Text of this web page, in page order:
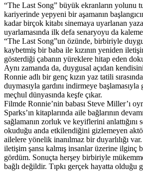
“The Last Song” büyük ekranların yolunu
kariyerinde yepyeni bir aşamanın
kadar birçok kitabı sinemaya uyarlanan
uyarlamasında ilk defa senaryoyu da kaleme
“The Last Song”un özünde, birbiriyle
kaybetmiş bir baba ile kızının yeniden
gösterdiği çabanın yüreklere hitap eden
Aynı zamanda da, duygusal açıdan
Ronnie adlı bir genç kızın yaz tatili
duymasıyla gardını indirmeye başlamasıyla
meçhul dünyasında keşfe çıkar.
Filmde Ronnie’nin babası Steve Miller’ı
Sparks’ın kitaplarında aile bağlarının
sağlamanın zorluk ve keyiflerini anlattığını
okuduğu anda etkilendiğini gizlemeyen
ailelere yönelik inanılmaz bir duyarlılığı
iletişim şansı kalmış insanlar üzerine ilginç
gördüm. Sonuçta herşey birbiriyle
bağlı değildir. Tıpkı gerçek hayatta